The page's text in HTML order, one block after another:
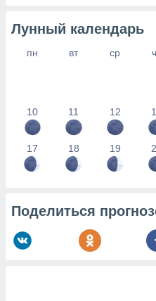
Лунный календарь
пн вт ср
10 11 12
17 18 19
Поделиться